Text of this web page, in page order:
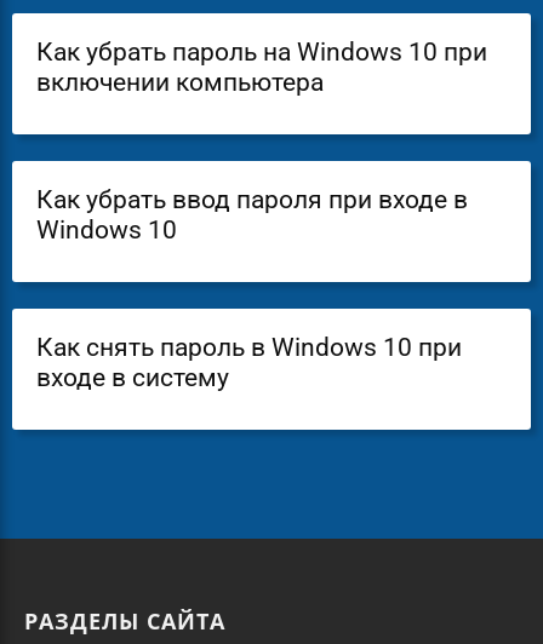
Как убрать пароль на Windows 10 при
включении компьютера
Как убрать ввод пароля при входе в
Windows 10
Как снять пароль в Windows 10 при
входе в систему
РАЗДЕЛЫ САЙТА